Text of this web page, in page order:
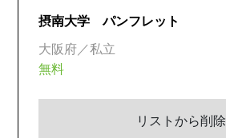
摂南大学 パンフレット
大阪府／私立
無料
リストから削除